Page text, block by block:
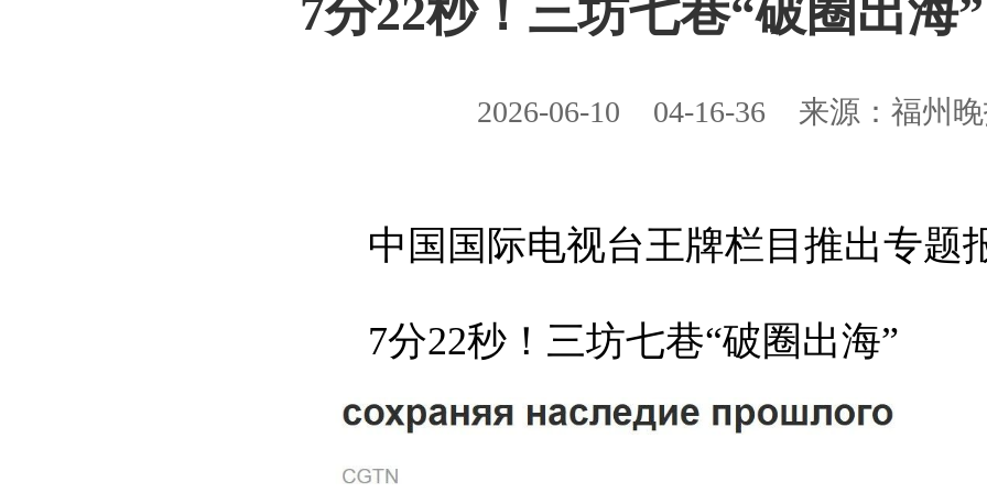
7分22秒！三坊七巷“破圈出海”
2026-06-10 04-16-36 来源：福州
中国国际电视台王牌栏目推出专题
7分22秒！三坊七巷“破圈出海”